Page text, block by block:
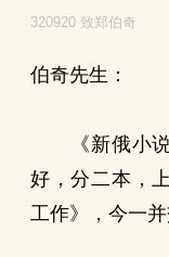
320920 致郑伯奇
伯奇先生：
《新俄小说
好，分二本，
工作》，今一并